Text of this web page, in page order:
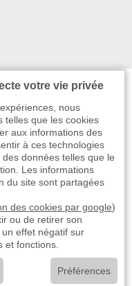
>
RÉSERVÉ
NOUS
votre vie privée
nous
telles que les cookies
aux informations des
à ces technologies
données telles que le
Les informations
du site sont partagées
des cookies par google)
ou de retirer son
effet négatif sur
et fonctions.
Préférences